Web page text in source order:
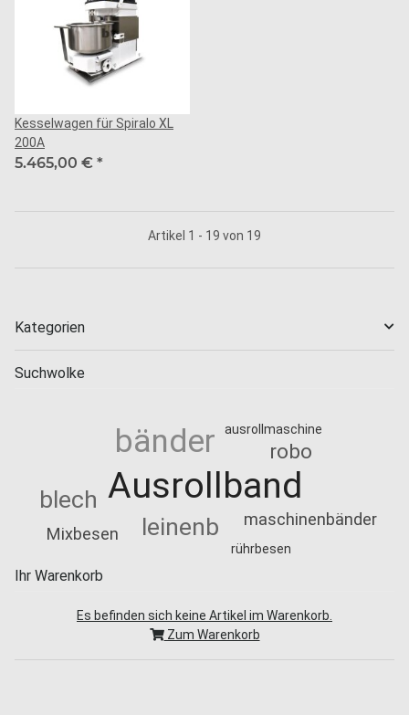
Kesselwagen für Spiralo XL
200A
5.465,00 € *
Artikel 1 - 19 von 19
Kategorien
Suchwolke
Ausrollband
bänder
leinenb
blech
robo
maschinenbänder
Mixbesen
ausrollmaschine
rührbesen
Ihr Warenkorb
Es befinden sich keine Artikel im Warenkorb.
Zum Warenkorb